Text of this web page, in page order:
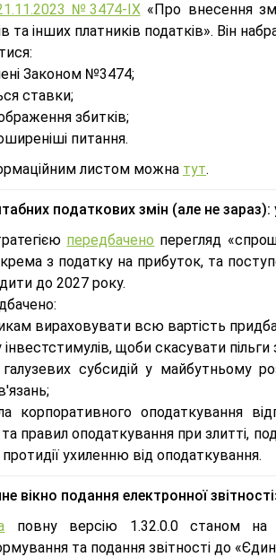
№3474-IХ«Про внесення
та інших платників податків». Він
Законом №3474;
ставки;
збитків;
питання.
листом можна тут.
податкових змін (але не зараз):
передбачено перегляд
з податку на прибуток, та
до 2027 року.
вираховувати всю вартість
щоби скасувати пільги
галузевих субсидій у майбутньому
корпоративного оподаткування
та правил оподаткування при злитті,
ухиленню від оподаткування.
вікно подання електронної
повну версію 1.32.0.0 станом на
та подання звітності до